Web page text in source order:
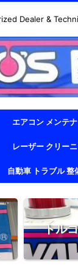
Dealer &
エアコン メンテ
レーザー クリー
自動車 トラブル 整
トル